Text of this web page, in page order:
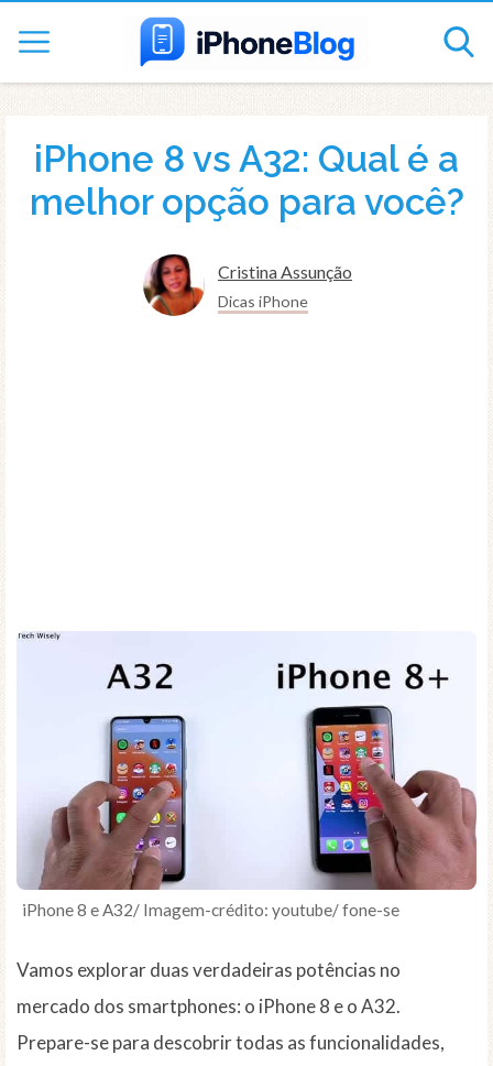
iPhone 8 vs A32: Qual é a
melhor opção para você?
Cristina Assunção
Dicas iPhone
iPhone 8 e A32/ Imagem-crédito: youtube/ fone-se
Vamos explorar duas verdadeiras potências no
mercado dos smartphones: o iPhone 8 e o A32.
Prepare-se para descobrir todas as funcionalidades,